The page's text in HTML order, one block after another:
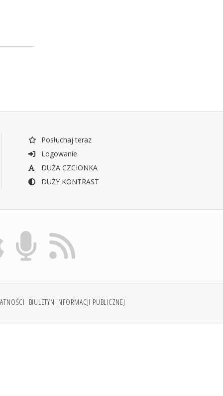
Posłuchaj teraz
Logowanie
DUŻA CZCIONKA
DUŻY KONTRAST
BIULETYN INFORMACJI PUBLICZNEJ